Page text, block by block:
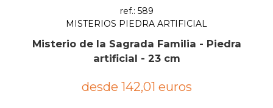
ref.: 589
MISTERIOS PIEDRA ARTIFICIAL
Misterio de la Sagrada Familia - Piedra
artificial - 23 cm
desde 142,01 euros